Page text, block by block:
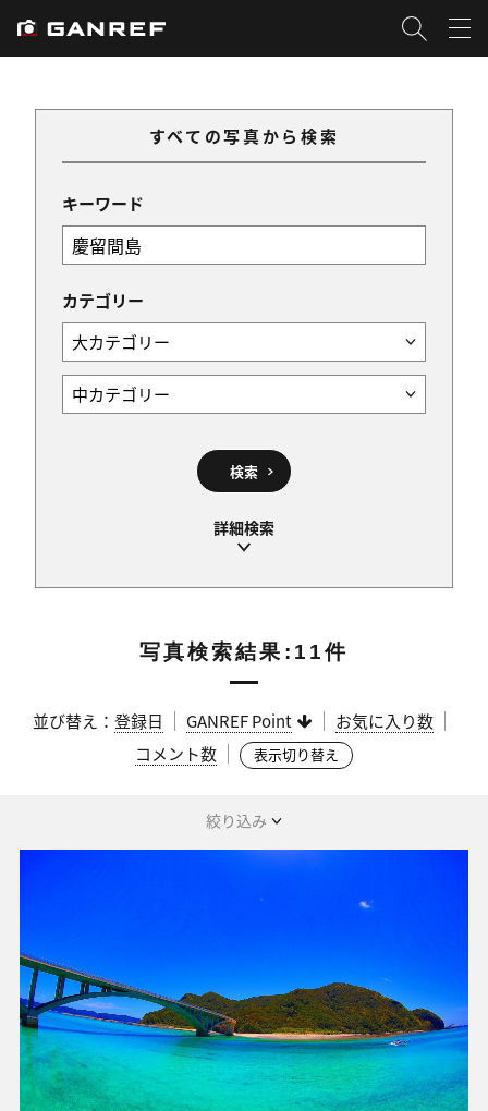
すべての写真から検索
キーワード
カテゴリー
検索
写真検索結果:11件
並び替え： 登録日 GANREF Point
お気に入り数
コメント数
表示切り替え
絞り込み